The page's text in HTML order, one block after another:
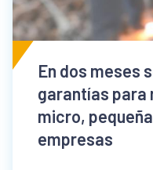
En dos meses
garantías para
micro,
empresas